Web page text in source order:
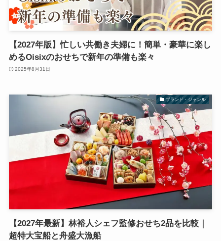
【2027年版】忙しい共働き夫婦に！簡単・豪華に楽し
めるOisixのおせちで新年の準備も楽々
2025年8月31日
ブランド・ジャンル
【2027年最新】林裕人シェフ監修おせち2品を比較｜
超特大宝船と舟盛大漁船